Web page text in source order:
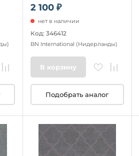
2 100 ₽
нет в наличии
Код: 346412
BN International (Нидерланды)
В корзину
Подобрать аналог